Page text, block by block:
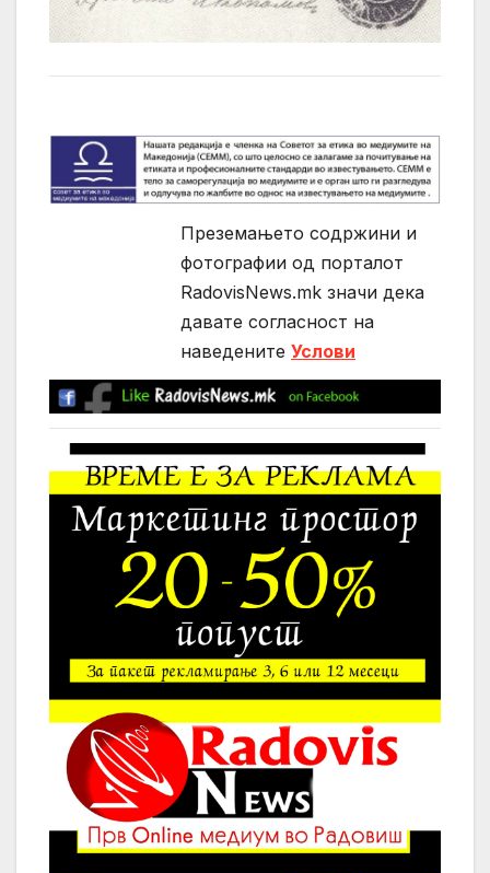
Преземањето содржини и
фотографии од порталот
RadovisNews.mk значи дека
давате согласност на
нaведените Услови